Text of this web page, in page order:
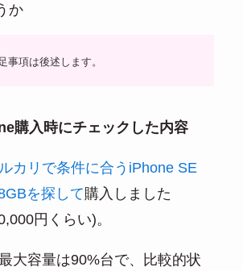
か
事項は後述します。
購入時にチェックした内容
カリで条件に合うiPhone SE
を探して購入しました
円くらい)。
大容量は90%台で、比較的状